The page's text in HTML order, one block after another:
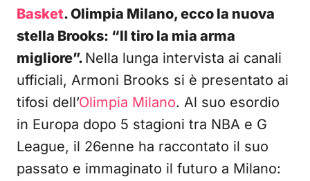
Basket. Olimpia Milano, ecco la nuova
stella Brooks: “Il tiro la mia arma
migliore”. Nella lunga intervista ai canali
ufficiali, Armoni Brooks si è presentato ai
tifosi dell’Olimpia Milano. Al suo esordio
in Europa dopo 5 stagioni tra NBA e G
League, il 26enne ha raccontato il suo
passato e immaginato il futuro a Milano: